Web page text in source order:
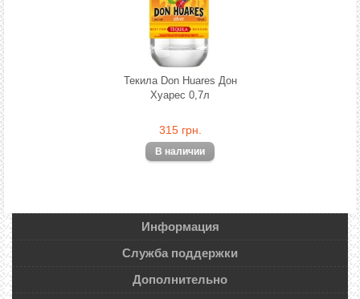
Текила Don Huares Дон
Хуарес 0,7л
315 грн.
Информация
Служба поддержки
Дополнительно